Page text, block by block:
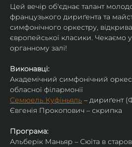
Цей вечір об'єднає талант
французького дириґента та
симфонічного оркестру,
європейської класики. Чекаємо
органному залі!
Виконавці:
Академічний симфонічний
обласної філармонії
Семюель Куфіньяль – дириґент
Євгенія Прокопович – скрипка
Програма:
Альберік Маньяр – Сюїта в